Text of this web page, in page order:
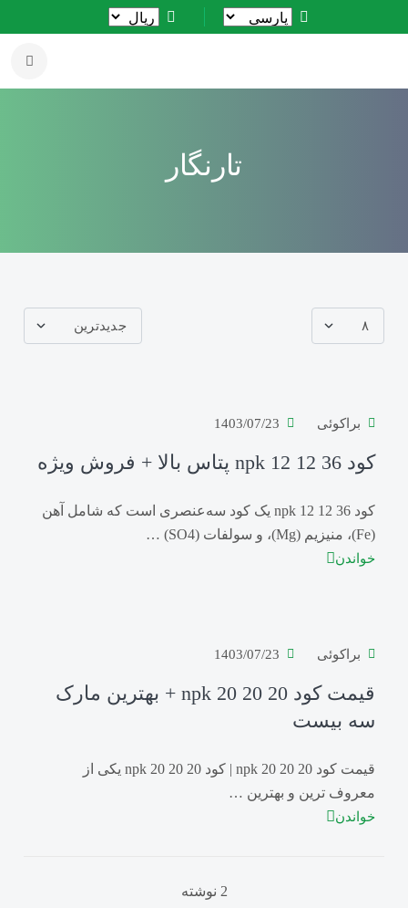
تارنگار
براکوئی 1403/07/23
کود npk 12 12 36 پتاس بالا + فروش ویژه
کود npk 12 12 36 یک کود سه‌عنصری است که شامل آهن
(Fe)، منیزیم (Mg)، و سولفات (SO4) …
خواندن
براکوئی 1403/07/23
قیمت کود npk 20 20 20 + بهترین مارک
سه بیست
قیمت کود npk 20 20 20 | کود npk 20 20 20 یکی از
معروف ترین و بهترین …
خواندن
2 نوشته